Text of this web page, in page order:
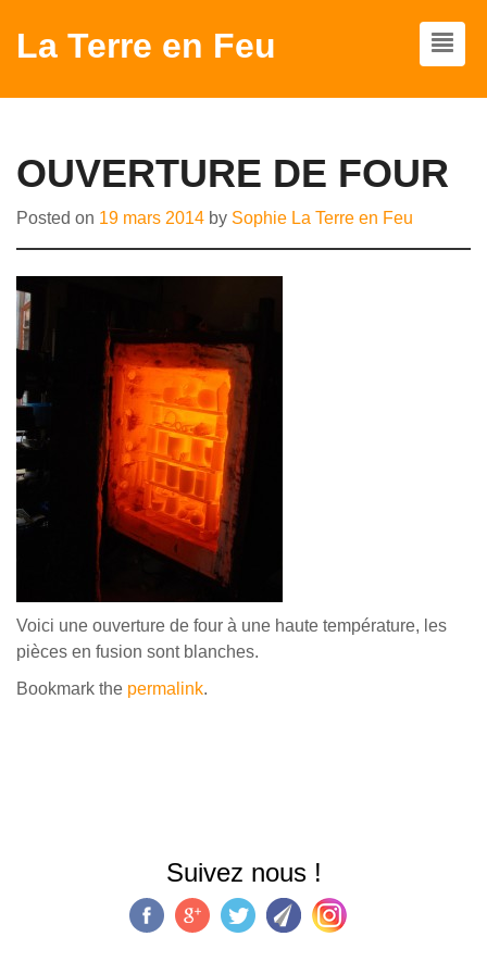
La Terre en Feu
OUVERTURE DE FOUR
Posted on 19 mars 2014 by Sophie La Terre en Feu
Voici une ouverture de four à une haute température, les
pièces en fusion sont blanches.
Bookmark the permalink.
Suivez nous !